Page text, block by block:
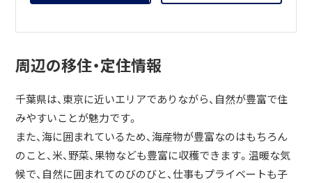
周辺の移住・定住情報
千葉県は、東京に近いエリアでありながら、自然が豊富で住
みやすいことが魅力です。
また、海に囲まれているため、海産物が豊富なのはもちろん
のこと、米、野菜、果物なども豊富に収穫できます。温暖な気
候で、自然に囲まれてのびのびと、仕事もプライベートも子